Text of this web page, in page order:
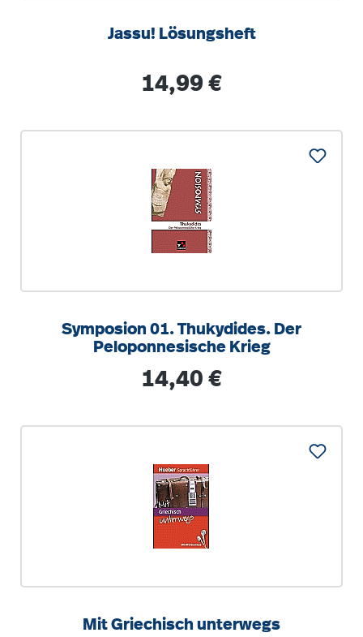
Jassu! Lösungsheft
Regulärer Preis:
14,99 €
Symposion 01. Thukydides. Der
Peloponnesische Krieg
Regulärer Preis:
14,40 €
Mit Griechisch unterwegs